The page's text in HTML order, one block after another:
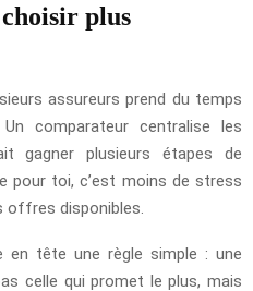
plus
assureurs prend du temps
comparateur centralise les
gagner plusieurs étapes de
pour toi, c’est moins de stress
offres disponibles.
en tête une règle simple : une
celle qui promet le plus, mais